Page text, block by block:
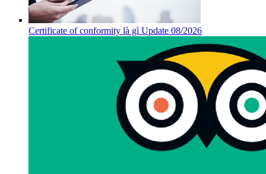
Certificate of conformity là gì Update 08/2026